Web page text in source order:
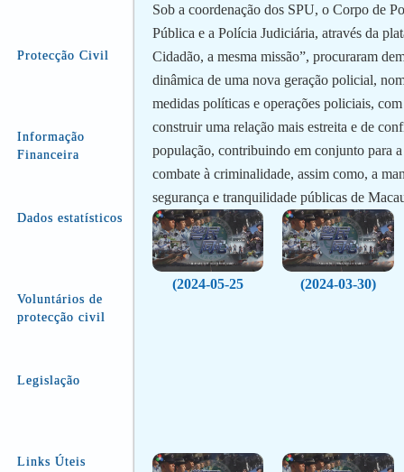
Protecção Civil
Informação
Financeira
Dados estatísticos
Voluntários de
protecção civil
Legislação
Links Úteis
Sob a coordenação dos SPU, o Corpo de
Pública e a Polícia Judiciária, através da
Cidadão, a mesma missão”, procuraram
dinâmica de uma nova geração policial,
medidas políticas e operações policiais,
construir uma relação mais estreita e de
população, contribuindo em conjunto para
combate à criminalidade, assim como, a
segurança e tranquilidade públicas de
(2024-05-25 (2024-03-30)